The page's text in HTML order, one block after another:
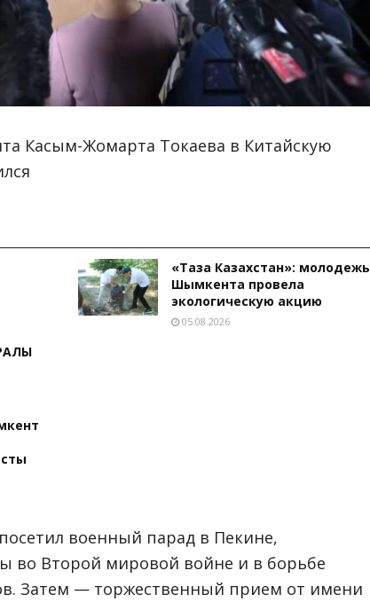
Касым-Жомарта Токаева в Китайскую
«Таза Казахстан»: молодежь
Шымкента провела
экологическую акцию
05.08.2026
военный парад в Пекине,
во Второй мировой войне и в борьбе
Затем — торжественный прием от имени